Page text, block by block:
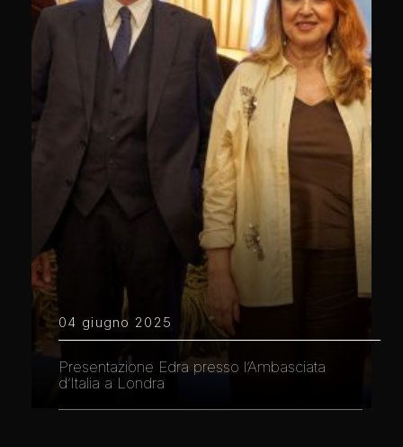
04 giugno 2025
Presentazione Edra presso l’Ambasciata
d’Italia a Londra